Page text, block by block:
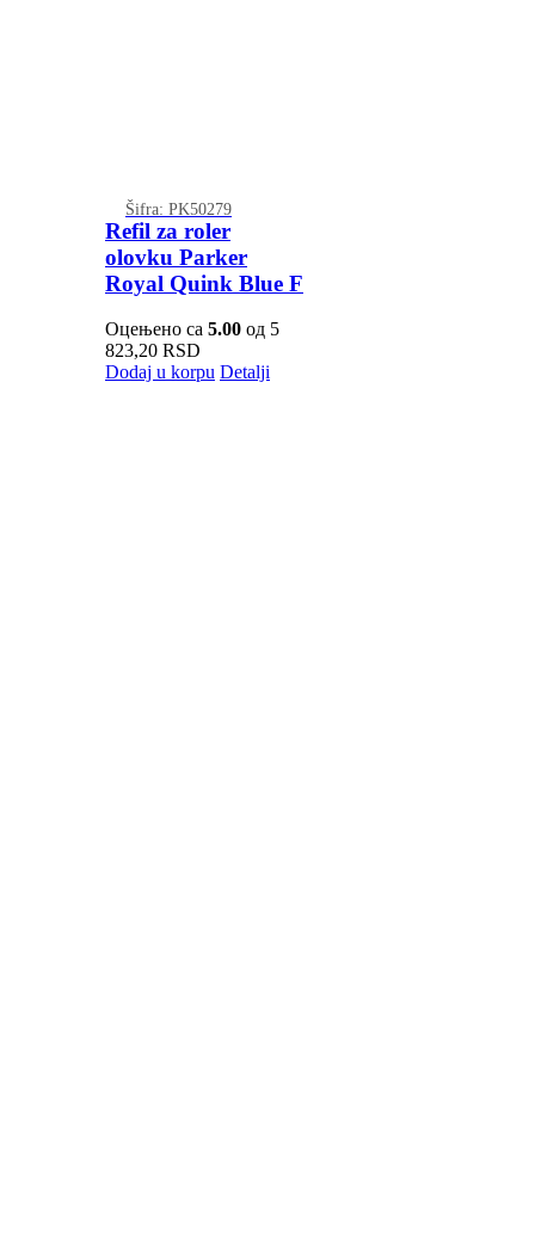
Šifra: PK50279
Refil za roler
olovku Parker
Royal Quink Blue F
Оцењено са 5.00од 5
823,20 RSD
Dodaj u korpu Detalji